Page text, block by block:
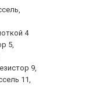
4
5,
9,
11,